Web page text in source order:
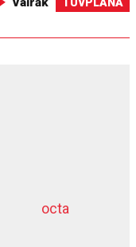
octa
dziļurbums